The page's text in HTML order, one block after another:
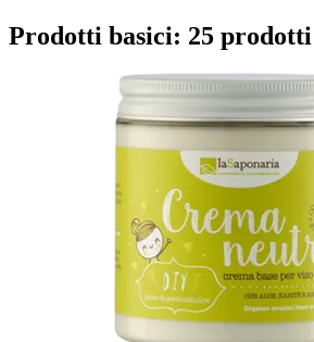
Prodotti basici: 25 prodotti